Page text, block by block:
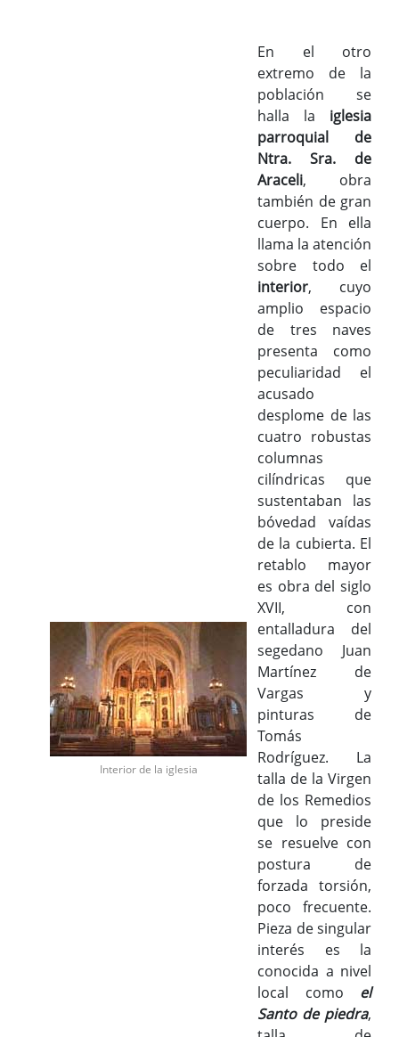
Interior de la iglesia
En el otro
extremo de la
población se
halla la iglesia
parroquial de
Ntra. Sra. de
Araceli, obra
también de gran
cuerpo. En ella
llama la atención
sobre todo el
interior, cuyo
amplio espacio
de tres naves
presenta como
peculiaridad el
acusado
desplome de las
cuatro robustas
columnas
cilíndricas que
sustentaban las
bóvedad vaídas
de la cubierta. El
retablo mayor
es obra del siglo
XVII, con
entalladura del
segedano Juan
Martínez de
Vargas y
pinturas de
Tomás
Rodríguez. La
talla de la Virgen
de los Remedios
que lo preside
se resuelve con
postura de
forzada torsión,
poco frecuente.
Pieza de singular
interés es la
conocida a nivel
local como el
Santo de piedra,